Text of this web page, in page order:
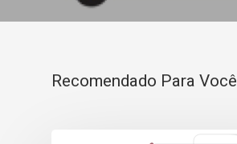
Recomendado Para Você